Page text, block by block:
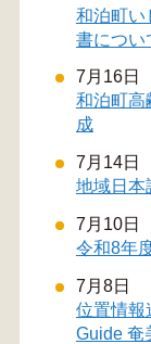
和泊町い
書につい
7月16日
和泊町高
成
7月14日
地域日本
7月10日
令和8年
7月8日
位置情報
Guide 奄